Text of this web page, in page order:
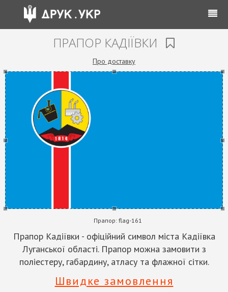
ПРАПОР КАДІЇВКИ
Про доставку
Прапор: flag-161
Прапор Кадіївки - офіційний символ міста Кадіївка
Луганської області. Прапор можна замовити з
поліестеру, габардину, атласу та флажної сітки.
Швидке замовлення